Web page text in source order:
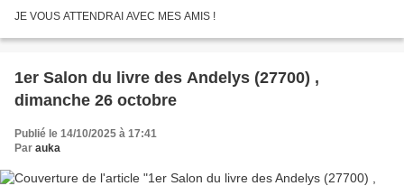
JE VOUS ATTENDRAI AVEC MES AMIS !
1er Salon du livre des Andelys (27700) ,
dimanche 26 octobre
Publié le 14/10/2025 à 17:41
Par auka